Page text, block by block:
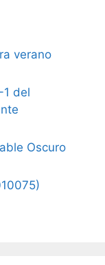
verano
1 del
Oscuro